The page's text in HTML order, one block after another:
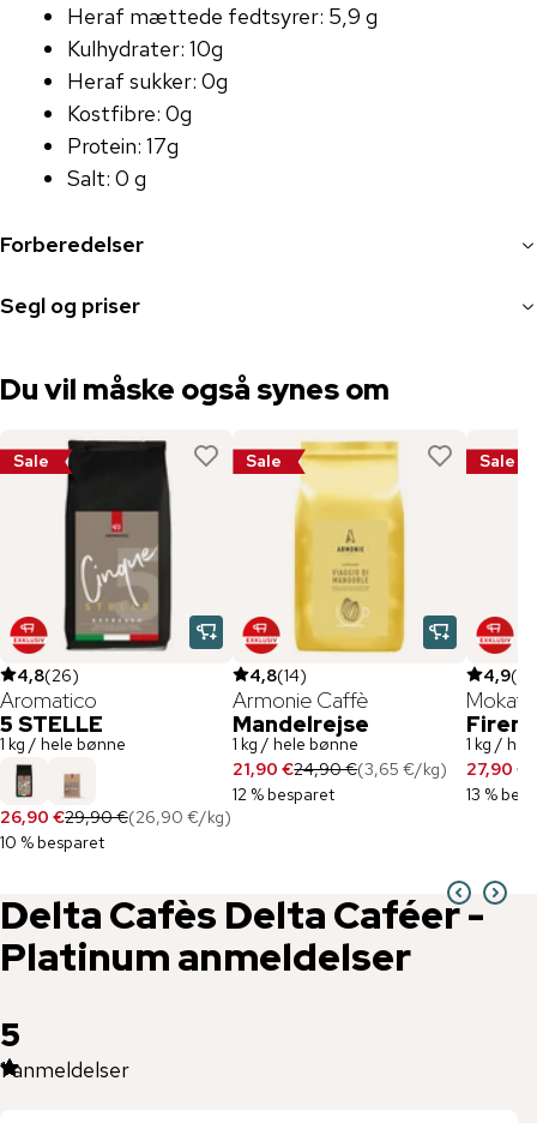
Heraf mættede fedtsyrer: 5,9 g
Kulhydrater: 10g
Heraf sukker: 0g
Kostfibre: 0g
Protein: 17g
Salt: 0 g
Forberedelser
Segl og priser
Du vil måske også synes om
Sale
4,8(26)
Aromatico
5 STELLE
1 kg / hele bønne
26,90 €29,90 €(26,90 €/kg)
10 % besparet
Sale
4,8(14)
Armonie Caffè
Mandelrejse
1 kg / hele bønne
21,90 €24,90 €(3,65 €/kg)
12 % besparet
Sale
4,9(
1 kg /
27,90 €
13 %
Delta Cafès Delta Caféer -
Platinumanmeldelser
5
1anmeldelser